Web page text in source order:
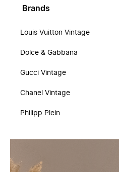
Brands
Louis Vuitton Vintage
Dolce & Gabbana
Gucci Vintage
Chanel Vintage
Philipp Plein